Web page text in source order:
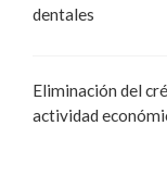
dentales
Eliminación del
actividad